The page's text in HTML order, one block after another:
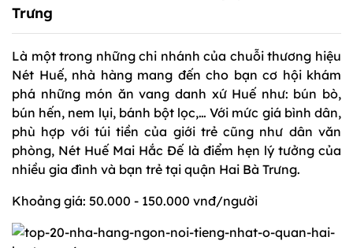
Trưng
Là một trong những chi nhánh của chuỗi thương hiệu
Nét Huế, nhà hàng mang đến cho bạn cơ hội khám
phá những món ăn vang danh xứ Huế như: bún bò,
bún hến, nem lụi, bánh bột lọc,… Với mức giá bình dân,
phù hợp với túi tiền của giới trẻ cũng như dân văn
phòng, Nét Huế Mai Hắc Đế là điểm hẹn lý tưởng của
nhiều gia đình và bạn trẻ tại quận Hai Bà Trưng.
Khoảng giá: 50.000 - 150.000 vnđ/người